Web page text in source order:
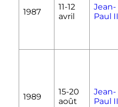
1987
11-12
avril
Jean-
Paul II
1989
15-20
août
Jean-
Paul II